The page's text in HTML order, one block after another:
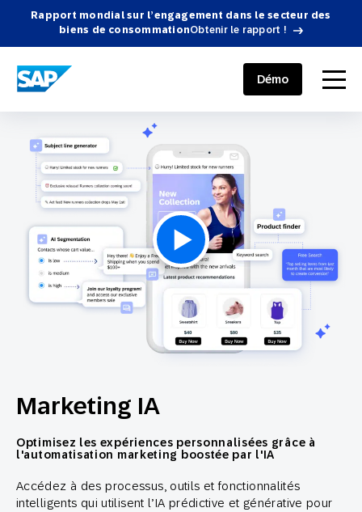
Rapport mondial sur l’engagement dans le secteur des
biens de consommationObtenir le rapport !
SAP ENGAGEMENT CLOUD menu
Démo
Marketing IA
Optimisez les expériences personnalisées grâce à
l'automatisation marketing boostée par l'IA
Accédez à des processus, outils et fonctionnalités
intelligents qui utilisent l’IA prédictive et générative pour